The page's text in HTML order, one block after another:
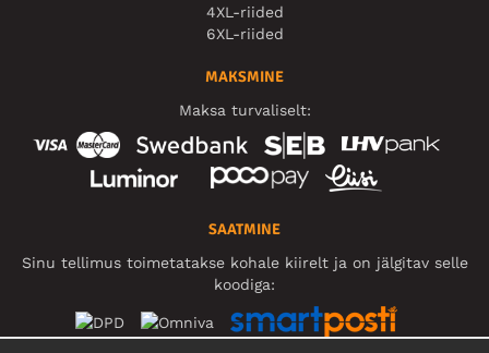
4XL-riided
6XL-riided
MAKSMINE
Maksa turvaliselt:
SAATMINE
Sinu tellimus toimetatakse kohale kiirelt ja on jälgitav selle
koodiga: